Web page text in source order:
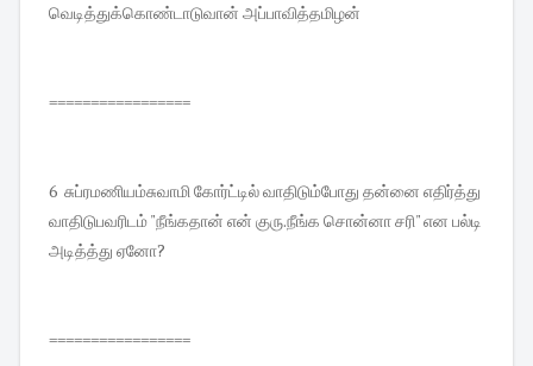
வெடித்துக்கொண்டாடுவான் அப்பாவித்தமிழன்
=================
6 சுப்ரமணியம்சுவாமி கோர்ட்டில் வாதிடும்போது தன்னை எதிர்த்து
வாதிடுபவரிடம் "நீங்கதான் என் குரு.நீங்க சொன்னா சரி" என பல்டி
அடித்த்து ஏனோ?
=================